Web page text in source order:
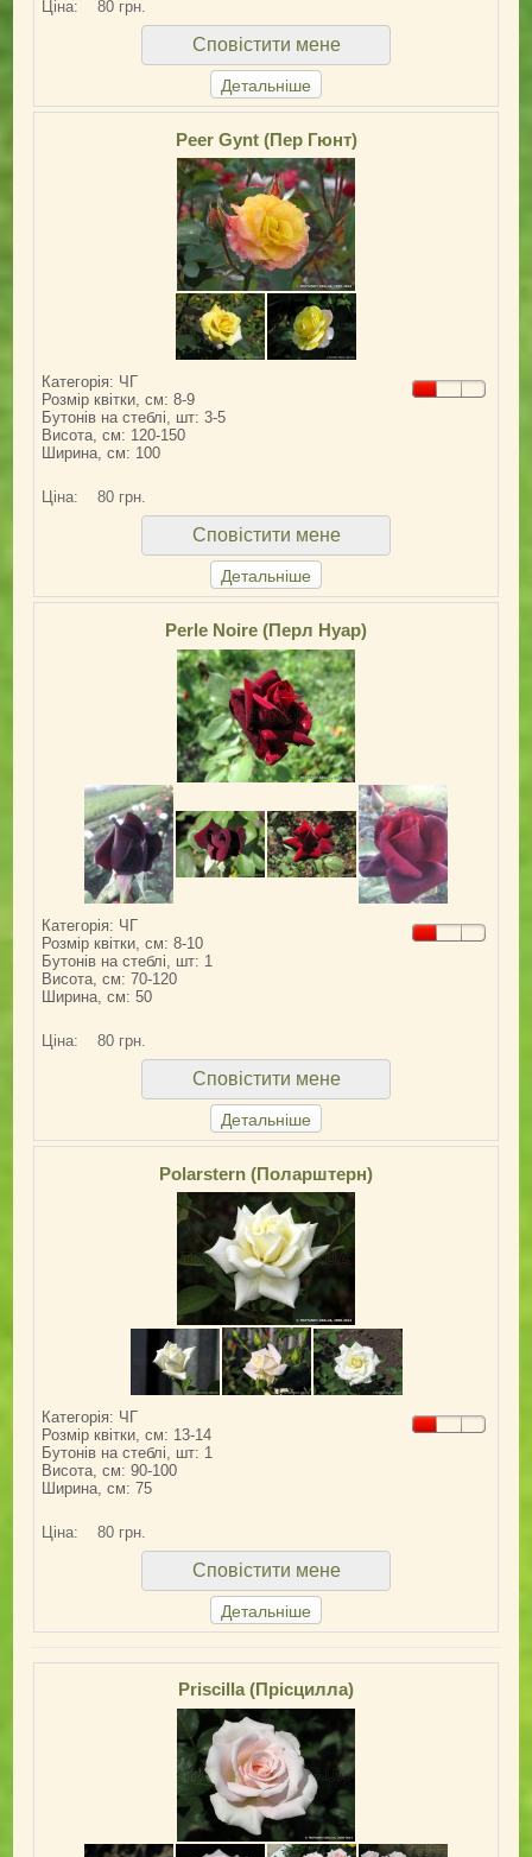
Ціна: 80 грн.
Сповістити мене
Детальніше
Peer Gynt (Пер Гюнт)
Категорія: ЧГ
Розмір квітки, см: 8-9
Бутонів на стеблі, шт: 3-5
Висота, см: 120-150
Ширина, см: 100
Ціна: 80 грн.
Сповістити мене
Детальніше
Perle Noire (Перл Нуар)
Категорія: ЧГ
Розмір квітки, см: 8-10
Бутонів на стеблі, шт: 1
Висота, см: 70-120
Ширина, см: 50
Ціна: 80 грн.
Сповістити мене
Детальніше
Polarstern (Поларштерн)
Категорія: ЧГ
Розмір квітки, см: 13-14
Бутонів на стеблі, шт: 1
Висота, см: 90-100
Ширина, см: 75
Ціна: 80 грн.
Сповістити мене
Детальніше
Priscilla (Прісцилла)